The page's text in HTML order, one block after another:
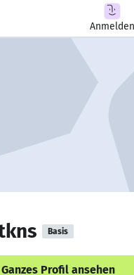
Anmelden
Basis
Ganzes Profil ansehen